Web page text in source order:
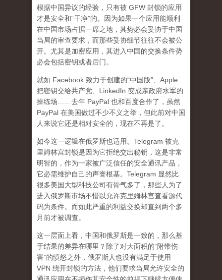
根据中国异议的经验，只有被 GFW 封锁的应用
才是安全和“干净”的。因为如果一个应用能顺利
在中国市场占据一席之地，其势必会妥协于中国
当局的审查要求，而那些妥协细节往往不会被公
开。尤其是加密应用，其进入中国的交换条件势
必会包括密钥或者后门。
就如 Facebook 致力于创建的“中国版”、Apple
把密钥交给共产党、LinkedIn 变成亲政府水军的
操练场……去年 PayPal 也和百度合作了，虽然
PayPal 在美国做过不少不义之举，但此前对中国
人来说它还是相对安全的，现在不再是了。
如今这一逻辑在俄罗斯也适用。Telegram 被克
里姆林宫封锁是因为它拒绝交出秘钥，这是非常
明智的，作为一家被广泛信任的安全通讯产品，
它必需维护自己的声誉根基。Telegram 显然比
很多美国大型科技公司有骨气多了，那些人为了
进入俄罗斯市场不惜以允许克里姆林宫查看源代
码为条件。而如此严重的利益交换却直到两个多
月前才被调查。
这一层面上看，中国和俄罗斯是一致的，那么基
于结果的差异在哪里？除了对大面积的“附带伤
害”的愤怒之外，俄罗斯人也没有满足于使用
VPN 绕开封锁的方法，他们要求当局允许安全的